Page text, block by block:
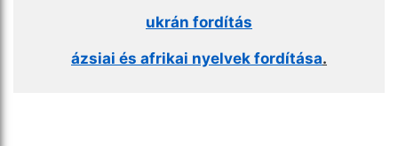
ukrán fordítás
ázsiai és afrikai nyelvek fordítása.